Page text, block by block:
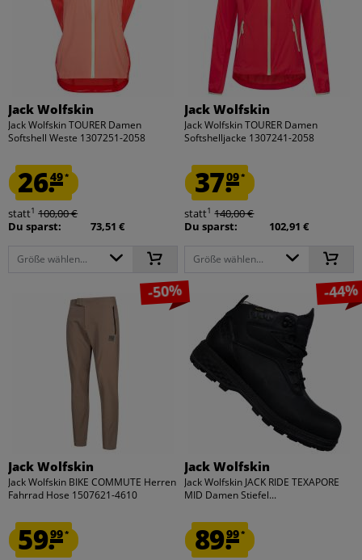
Jack Wolfskin
Jack Wolfskin TOURER Damen
Softshell Weste 1307251-2058
26.49*
statt1 100,00 €
Du sparst:
73,51 €
Größe wählen...
Jack Wolfskin
Jack Wolfskin TOURER Damen
Softshelljacke 1307241-2058
37.09*
statt1 140,00 €
Du sparst:
102,91 €
Größe wählen...
-50%
Jack Wolfskin
Jack Wolfskin BIKE COMMUTE Herren
Fahrrad Hose 1507621-4610
59.99*
-44%
Jack Wolfskin
Jack Wolfskin JACK RIDE TEXAPORE
MID Damen Stiefel...
89.99*